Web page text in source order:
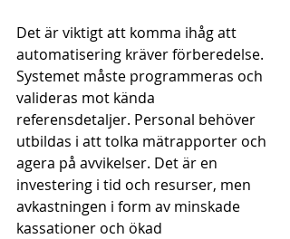
Det är viktigt att komma ihåg att
automatisering kräver förberedelse.
Systemet måste programmeras och
valideras mot kända
referensdetaljer. Personal behöver
utbildas i att tolka mätrapporter och
agera på avvikelser. Det är en
investering i tid och resurser, men
avkastningen i form av minskade
kassationer och ökad